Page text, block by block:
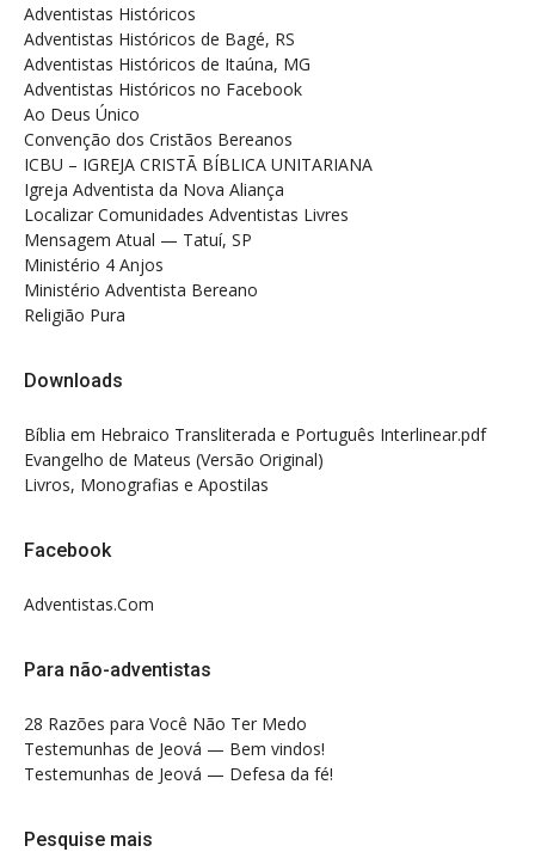
Adventistas Históricos
Adventistas Históricos de Bagé, RS
Adventistas Históricos de Itaúna, MG
Adventistas Históricos no Facebook
Ao Deus Único
Convenção dos Cristãos Bereanos
ICBU – IGREJA CRISTÃ BÍBLICA UNITARIANA
Igreja Adventista da Nova Aliança
Localizar Comunidades Adventistas Livres
Mensagem Atual — Tatuí, SP
Ministério 4 Anjos
Ministério Adventista Bereano
Religião Pura
Downloads
Bíblia em Hebraico Transliterada e Português Interlinear.pdf
Evangelho de Mateus (Versão Original)
Livros, Monografias e Apostilas
Facebook
Adventistas.Com
Para não-adventistas
28 Razões para Você Não Ter Medo
Testemunhas de Jeová — Bem vindos!
Testemunhas de Jeová — Defesa da fé!
Pesquise mais